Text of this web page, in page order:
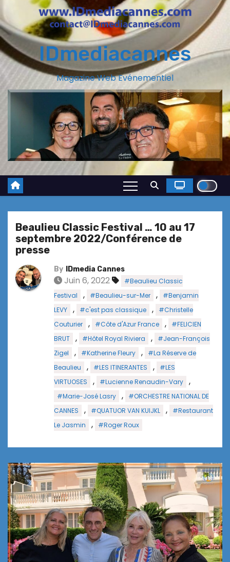
IDmediacannes
Magazine Web Evénementiel
Beaulieu Classic Festival … 10 au 17
septembre 2022/Conférence de
presse
By IDmedia Cannes
Juin 6, 2022
#Beaulieu Classic
Festival
, #Beaulieu-sur-Mer ,
#Benjamin
LEVY
, #c'est pas classique ,
#Christelle
Couturier
, #Côte d'Azur France ,
#FELICIEN
BRUT
, #Hôtel Royal Riviera ,
#Jean-François
Zigel
, #Katherine Fleury ,
#La Réserve de
Beaulieu
, #LES ITINERANTES ,
#LES
VIRTUOSES
, #Lucienne Renaudin-Vary ,
#Marie-José Lasry ,
#ORCHESTRE NATIONAL DE
CANNES
, #QUATUOR VAN KUIJKL ,
#Restaurant
Le Jasmin
, #Roger Roux